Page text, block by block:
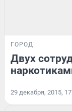
ГОРОД
Двух
29 декабря, 2015,